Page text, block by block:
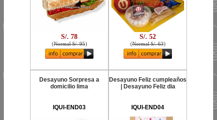
S/. 78
(Normal S/. 95)
S/. 52
(Normal S/. 63)
Desayuno Sorpresa a
domicilio lima
IQUI-END03
Desayuno Feliz cumpleaños
| Desayuno Feliz dia
IQUI-END04